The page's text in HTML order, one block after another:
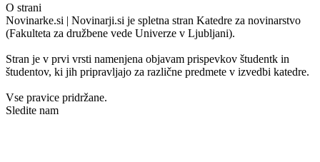
O strani
Novinarke.si | Novinarji.si je spletna stran Katedre za novinarstvo
(Fakulteta za družbene vede Univerze v Ljubljani).
Stran je v prvi vrsti namenjena objavam prispevkov študentk in
študentov, ki jih pripravljajo za različne predmete v izvedbi katedre.
Vse pravice pridržane.
Sledite nam